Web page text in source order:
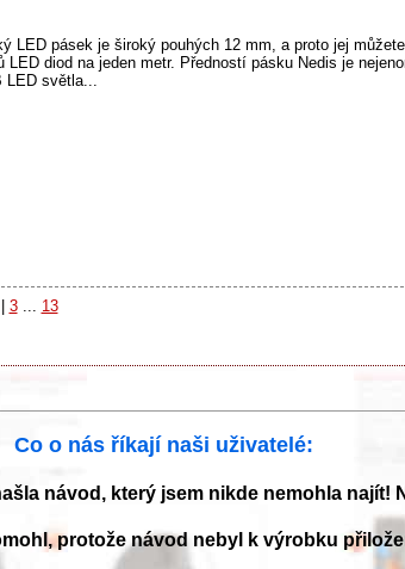
LED pásek je široký pouhých 12 mm, a proto jej
diod na jeden metr. Předností pásku Nedis je
světla...
| 3
13
Co o nás říkají naši uživatelé:
návod, který jsem nikde nemohla najít!
protože návod nebyl k výrobku